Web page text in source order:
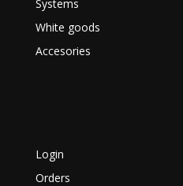
Systems
White goods
Accesories
Login
Orders